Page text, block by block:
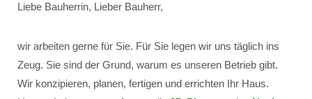
Liebe Bauherrin, Lieber Bauherr,
wir arbeiten gerne für Sie. Für Sie legen wir uns täglich ins
Zeug. Sie sind der Grund, warum es unseren Betrieb gibt.
Wir konzipieren, planen, fertigen und errichten Ihr Haus.